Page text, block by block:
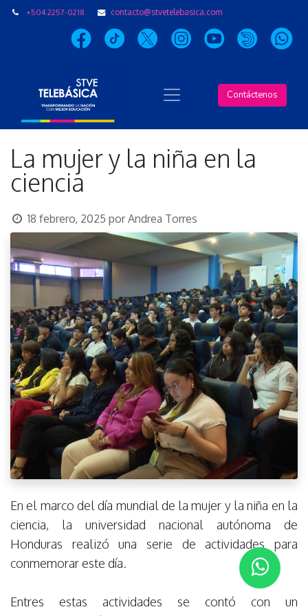
+504 2257-0218 contacto@stvetelebasica.com
Contáctenos
La mujer y la niña en la
ciencia
18 febrero, 2025 porAndrea Torres
En el marco del día mundial de la mujer y la niña en la
ciencia, la universidad nacional autónoma de
Honduras realizó una serie de actividades para
conmemorar este día.
Entres estas actividades se contó con un